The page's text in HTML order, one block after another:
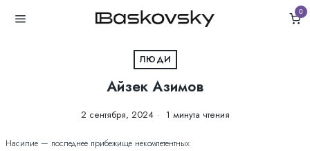
0
ЛЮДИ
Айзек Азимов
2 сентября, 2024 1 минута чтения
Насилие — последнее прибежище некомпетентных